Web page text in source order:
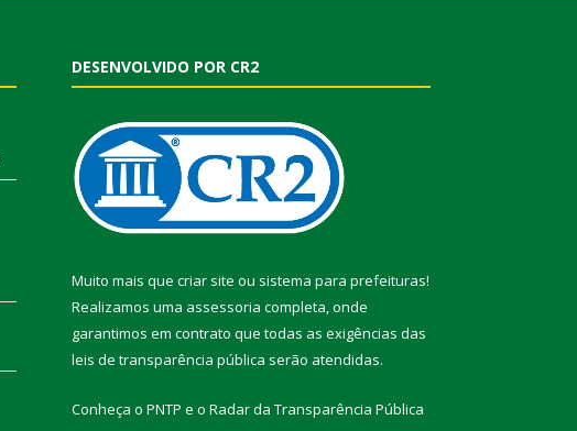
DESENVOLVIDO POR CR2
Muito mais que criar site ou sistema para prefeituras!
Realizamos uma assessoria completa, onde
garantimos em contrato que todas as exigências das
leis de transparência pública serão atendidas.
Conheça o PNTP e o Radar da Transparência Pública